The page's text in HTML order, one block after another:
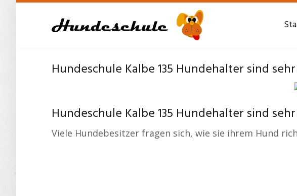
Hundeschule Kalbe 135 Hundehalter sind
Hundeschule Kalbe 135 Hundehalter sind
Viele Hundebesitzer fragen sich, wie sie ihrem Hund